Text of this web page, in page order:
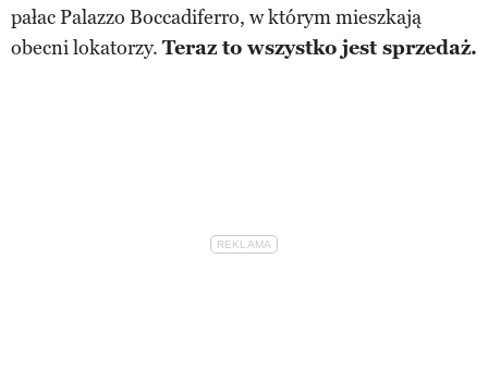
pałac Palazzo Boccadiferro, w którym mieszkają
obecni lokatorzy. Teraz to wszystko jest sprzedaż.